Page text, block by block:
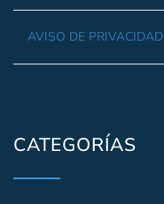
AVISO DE PRIVACIDAD
CATEGORÍAS